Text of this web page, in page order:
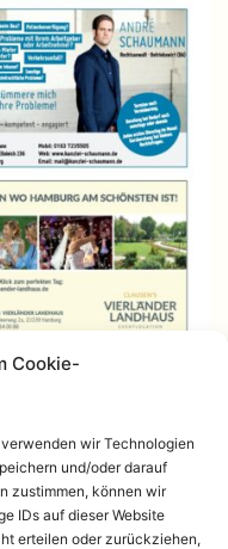
Cookie-
wir Technologien
und/oder darauf
zustimmen, können wir
IDs auf dieser Website
erteilen oder zurückziehen,